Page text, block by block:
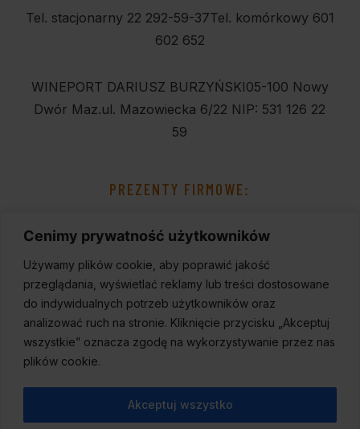
Cenimy prywatność użytkowników
Używamy plików cookie, aby poprawić jakość
przeglądania, wyświetlać reklamy lub treści dostosowane
do indywidualnych potrzeb użytkowników oraz
analizować ruch na stronie. Kliknięcie przycisku „Akceptuj
wszystkie” oznacza zgodę na wykorzystywanie przez nas
plików cookie.
Akceptuj wszystko
Tel. stacjonarny 22 292-59-37Tel. komórkowy 601
602 652
WINEPORT DARIUSZ BURZYŃSKI05-100 Nowy
Dwór Maz.ul. Mazowiecka 6/22 NIP: 531 126 22
59
PREZENTY FIRMOWE: